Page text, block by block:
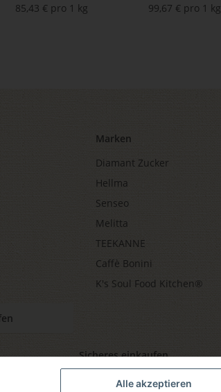
Alle akzeptieren
85,43 € pro 1 kg
99,67 € pro 1 kg
Marken
Diamant Zucker
Hellma
Senseo
Melitta
TEEKANNE
Caffè Bonini
K's Soul Food Kitchen®
Sicheres einkaufen